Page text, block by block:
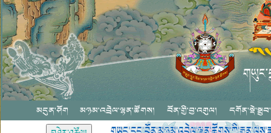
མདུན་ཤོག མཉམ་འབྲེལ་ལྷན་ཚོགས། བོན་གྱི་བྱ་འགུལ།